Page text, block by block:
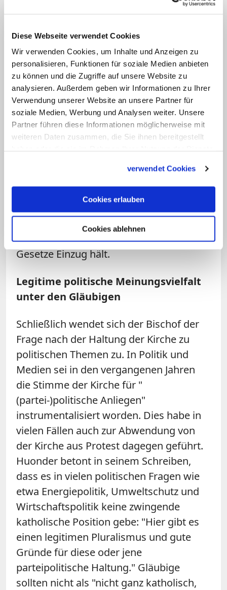
Diese Webseite verwendet Cookies
Wir verwenden Cookies, um Inhalte und Anzeigen zu
personalisieren, Funktionen für soziale Medien anbieten
zu können und die Zugriffe auf unsere Website zu
analysieren. Außerdem geben wir Informationen zu Ihrer
Verwendung unserer Website an unsere Partner für
soziale Medien, Werbung und Analysen weiter. Unsere
Partner führen diese Informationen möglicherweise mit
weiteren Daten zusammen, die Sie ihnen bereitgestellt
verwendet Cookies
Cookies erlauben
Cookies ablehnen
Bischofs ist eine Auseinandersetzung mit
der "Gender-Ideologie". Mit Bezug auf die
Päpste Franziskus und Benedikt XVI.
mahnt Huonder in seinem Brief an, sich
gegen "eine zum Teil auch von
Kirchenvertretern betriebene
Verharmlosung dieser mit dem
Widerspruch stehenden Ideologie" zu
Thema sei es, "in unserem Bistum dieser
entgegenzusetzen" und zu verhindern,
dass "Gender" in Erziehungspläne und
Gesetze Einzug hält.
Legitime politische Meinungsvielfalt
unter den Gläubigen
Schließlich wendet sich der Bischof der
Frage nach der Haltung der Kirche zu
politischen Themen zu. In Politik und
Medien sei in den vergangenen Jahren
die Stimme der Kirche für "
(partei-)politische Anliegen"
instrumentalisiert worden. Dies habe in
vielen Fällen auch zur Abwendung von
der Kirche aus Protest dagegen geführt.
Huonder betont in seinem Schreiben,
dass es in vielen politischen Fragen wie
etwa Energiepolitik, Umweltschutz und
Wirtschaftspolitik keine zwingende
katholische Position gebe: "Hier gibt es
einen legitimen Pluralismus und gute
Gründe für diese oder jene
parteipolitische Haltung." Gläubige
sollten nicht als "nicht ganz katholisch,